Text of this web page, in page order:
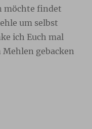
möchte findet
um selbst
ich Euch mal
Mehlen gebacken